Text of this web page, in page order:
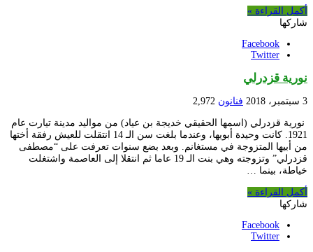
أكمل القراءة »
شاركها
Facebook
Twitter
نورية قزدرلي
3 سبتمبر، 2018 فنانون 2,972
نورية قزدرلي (اسمها الحقيقي خديجة بن عياد) من مواليد مدينة تيارت عام
1921. كانت وحيدة أبويها، وعندما بلغت سن الـ 14 انتقلت للعيش رفقة أختها
من أبيها المتزوجة في مستغانم. وبعد بضع سنوات تعرفت على “مصطفى
قزدرلي” وتزوجته وهي بنت الـ 19 عاما ثم انتقلا إلى العاصمة واشتغلت
خياطة، بينما …
أكمل القراءة »
شاركها
Facebook
Twitter